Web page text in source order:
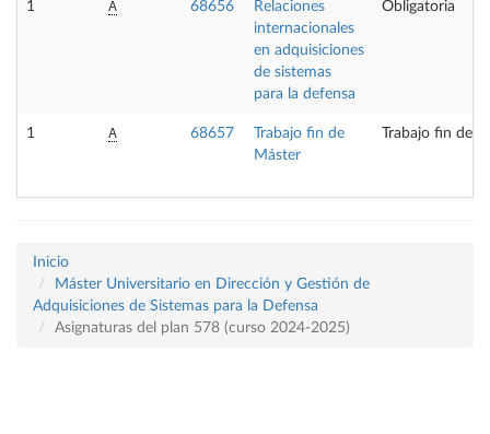
1 A 68656
Relaciones
internacionales
en adquisiciones
de sistemas
para la defensa
Obligatoria
1 A 68657
Trabajo fin de
Máster
Trabajo fin de
Inicio
Máster Universitario en Dirección y Gestión de
Adquisiciones de Sistemas para la Defensa
Asignaturas del plan 578 (curso 2024-2025)